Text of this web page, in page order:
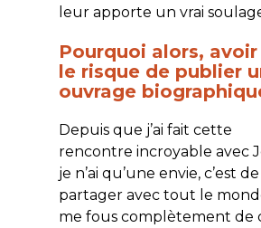
leur apporte un vrai
Pourquoi alors,
le risque de publier
ouvrage
Depuis que j’ai fait cette
rencontre incroyable avec
je n’ai qu’une envie, c’est
partager avec tout le
me fous complètement de